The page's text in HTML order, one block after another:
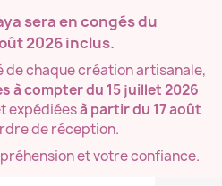
sera en congés du
2026inclus.
chaque création artisanale,
à compter du 15 juillet 2026
expédiéesà partir du 17 août
de réception.
et votre confiance.